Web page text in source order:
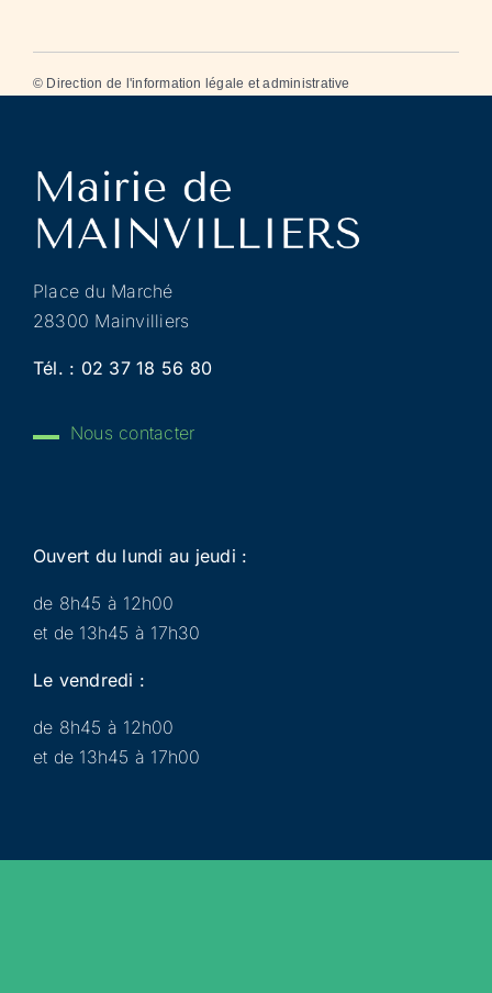
© Direction de l'information légale et administrative
Place du Marché
28300 Mainvilliers
Tél. : 02 37 18 56 80
Nous contacter
Ouvert du lundi au jeudi :
de 8h45 à 12h00
et de 13h45 à 17h30
Le vendredi :
de 8h45 à 12h00
et de 13h45 à 17h00